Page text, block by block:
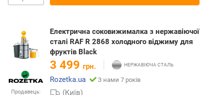
Продавець:
Електрична соковижималка з нержавіючої
сталі RAF R 2868 холодного віджиму для
фруктів Black
3 499 грн.
Rozetka.ua
З нами 7 років
(Київ)